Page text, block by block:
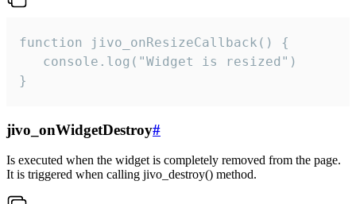
function jivo_onResizeCallback() {
   console.log("Widget is resized")
}
jivo_onWidgetDestroy#
Is executed when the widget is completely removed from the page.
It is triggered when calling jivo_destroy() method.